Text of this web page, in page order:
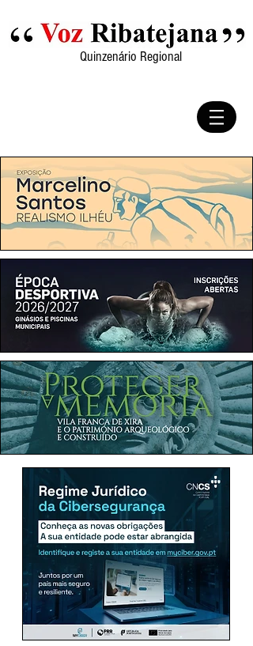
Quinzenário Regional